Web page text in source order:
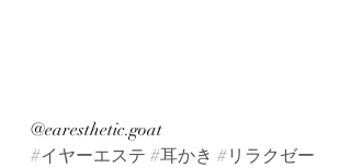
@earesthetic.goat
#イヤーエステ #耳かき #リラクゼー